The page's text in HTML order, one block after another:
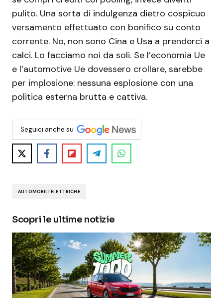
pulito. Una sorta di indulgenza dietro cospicuo
versamento effettuato con bonifico su conto
corrente. No, non sono Cina e Usa a prenderci a
calci. Lo facciamo noi da soli. Se l’economia Ue
e l’automotive Ue dovessero crollare, sarebbe
per implosione: nessuna esplosione con una
politica esterna brutta e cattiva.
Seguici anche su
AUTOMOBILI ELETTRICHE
Scopri le ultime notizie